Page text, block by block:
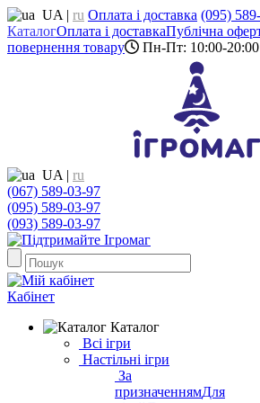
UA | ru Оплата і доставка (095)
КаталогОплата і доставкаПублічна
повернення товару
Пн-Пт: 10:00-
UA | ru
(067) 589-03-97
(095) 589-03-97
(093) 589-03-97
Кабінет
Каталог
Всі ігри
Настільні ігри
За
призначеннямДля